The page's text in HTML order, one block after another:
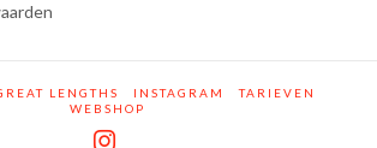
LENGTHS INSTAGRAM
TARIEVEN
WEBSHOP